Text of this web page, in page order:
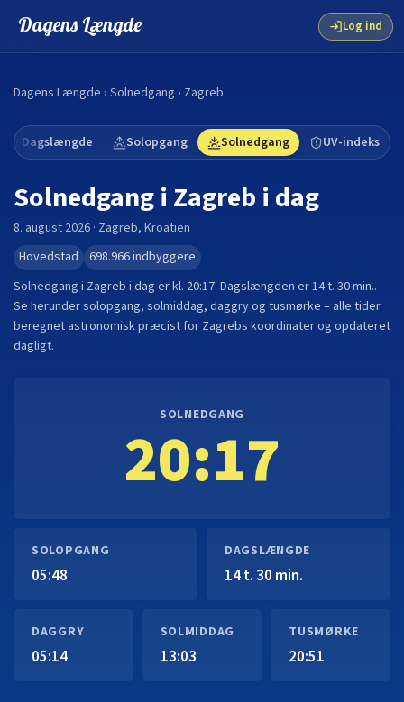
Dagens Længde Log ind
Dagens Længde › Solnedgang › Zagreb
Dagslængde Solopgang Solnedgang UV-indeks
Solnedgang i Zagreb i dag
8. august 2026 · Zagreb, Kroatien
Hovedstad
698.966indbyggere
Solnedgang i Zagreb i dag er kl. 20:17. Dagslængden er14 t. 30 min..
Se herunder solopgang, solmiddag, daggry og tusmørke – alle tider
beregnet astronomisk præcist for Zagrebs koordinater og opdateret
dagligt.
SOLNEDGANG
20:17
SOLOPGANG
05:48
DAGSLÆNGDE
14 t. 30 min.
DAGGRY
05:14
SOLMIDDAG
13:03
TUSMØRKE
20:51